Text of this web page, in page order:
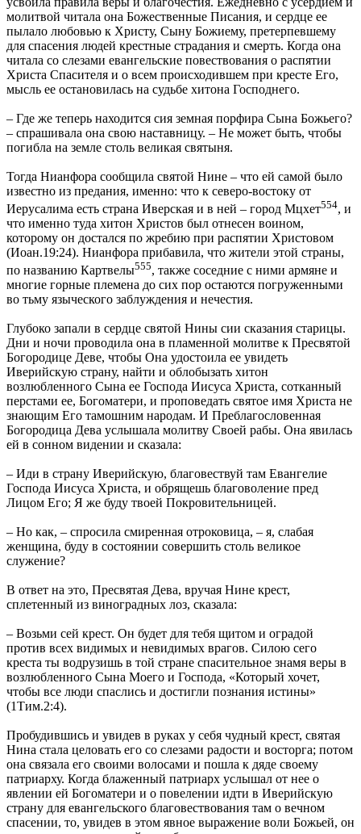
молитвой читала она Божественные Писания, и сердце ее
пылало любовью к Христу, Сыну Божиему, претерпевшему
для спасения людей крестные страдания и смерть. Когда она
читала со слезами евангельские повествования о распятии
Христа Спасителя и о всем происходившем при кресте Его,
мысль ее остановилась на судьбе хитона Господнего.
– Где же теперь находится сия земная порфира Сына Божьего?
– спрашивала она свою наставницу. – Не может быть, чтобы
погибла на земле столь великая святыня.
Тогда Нианфора сообщила святой Нине – что ей самой было
известно из предания, именно: что к северо-востоку от
Иерусалима есть страна Иверская и в ней – город Мцхет554, и
что именно туда хитон Христов был отнесен воином,
которому он достался по жребию при распятии Христовом
(Иоан.19:24). Нианфора прибавила, что жители этой страны,
по названию Картвелы555, также соседние с ними армяне и
многие горные племена до сих пор остаются погруженными
во тьму языческого заблуждения и нечестия.
Глубоко запали в сердце святой Нины сии сказания старицы.
Дни и ночи проводила она в пламенной молитве к Пресвятой
Богородице Деве, чтобы Она удостоила ее увидеть
Иверийскую страну, найти и облобызать хитон
возлюбленного Сына ее Господа Иисуса Христа, сотканный
перстами ее, Богоматери, и проповедать святое имя Христа не
знающим Его тамошним народам. И Преблагословенная
Богородица Дева услышала молитву Своей рабы. Она явилась
ей в сонном видении и сказала:
– Иди в страну Иверийскую, благовествуй там Евангелие
Господа Иисуса Христа, и обрящешь благоволение пред
Лицом Его; Я же буду твоей Покровительницей.
– Но как, – спросила смиренная отроковица, – я, слабая
женщина, буду в состоянии совершить столь великое
служение?
В ответ на это, Пресвятая Дева, вручая Нине крест,
сплетенный из виноградных лоз, сказала:
– Возьми сей крест. Он будет для тебя щитом и оградой
против всех видимых и невидимых врагов. Силою сего
креста ты водрузишь в той стране спасительное знамя веры в
возлюбленного Сына Моего и Господа, «Который хочет,
чтобы все люди спаслись и достигли познания истины»
(1Тим.2:4).
Пробудившись и увидев в руках у себя чудный крест, святая
Нина стала целовать его со слезами радости и восторга; потом
она связала его своими волосами и пошла к дяде своему
патриарху. Когда блаженный патриарх услышал от нее о
явлении ей Богоматери и о повелении идти в Иверийскую
страну для евангельского благовествования там о вечном
спасении, то, увидев в этом явное выражение воли Божьей, он